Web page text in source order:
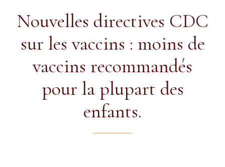
Nouvelles directives CDC
sur les vaccins : moins de
vaccins recommandés
pour la plupart des
enfants.